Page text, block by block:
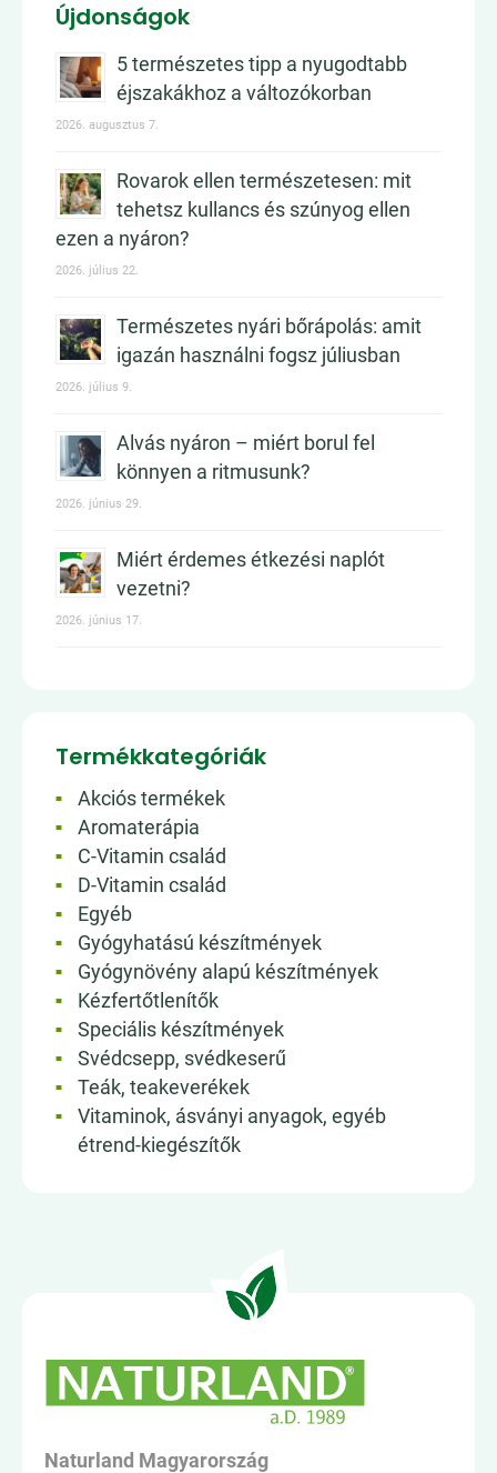
Újdonságok
5 természetes tipp a nyugodtabb
éjszakákhoz a változókorban
2026. augusztus 7.
Rovarok ellen természetesen: mit
tehetsz kullancs és szúnyog ellen
ezen a nyáron?
2026. július 22.
Természetes nyári bőrápolás: amit
igazán használni fogsz júliusban
2026. július 9.
Alvás nyáron – miért borul fel
könnyen a ritmusunk?
2026. június 29.
Miért érdemes étkezési naplót
vezetni?
2026. június 17.
Termékkategóriák
Akciós termékek
Aromaterápia
C-Vitamin család
D-Vitamin család
Egyéb
Gyógyhatású készítmények
Gyógynövény alapú készítmények
Kézfertőtlenítők
Speciális készítmények
Svédcsepp, svédkeserű
Teák, teakeverékek
Vitaminok, ásványi anyagok, egyéb
étrend-kiegészítők
Naturland Magyarország